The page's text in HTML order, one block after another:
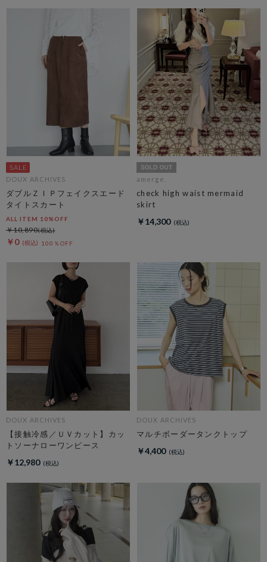
DOUX ARCHIVES
ダブルＺＩＰフェイクスエード
タイトスカート
ALL ITEM 10%OFF
￥0 100％OFF
￥10,890
amerge.
check high waist mermaid
skirt
￥14,300
DOUX ARCHIVES
【接触冷感／ＵＶカット】カッ
トソーナローワンピース
￥12,980
DOUX ARCHIVES
マルチボーダータンクトップ
￥4,400